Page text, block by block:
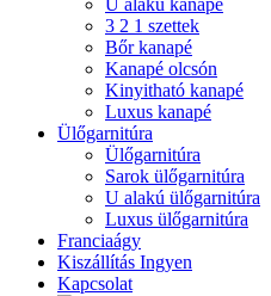
U alakú kanapé
3 2 1 szettek
Bőr kanapé
Kanapé olcsón
Kinyitható kanapé
Luxus kanapé
Ülőgarnitúra
Ülőgarnitúra
Sarok ülőgarnitúra
U alakú ülőgarnitúra
Luxus ülőgarnitúra
Franciaágy
Kiszállítás Ingyen
Kapcsolat